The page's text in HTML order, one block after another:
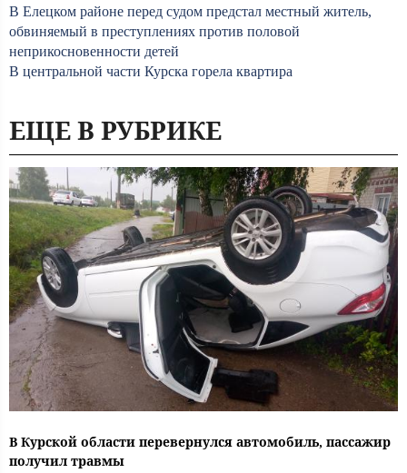
В Елецком районе перед судом предстал местный житель,
обвиняемый в преступлениях против половой
неприкосновенности детей
В центральной части Курска горела квартира
ЕЩЕ В РУБРИКЕ
В Курской области перевернулся автомобиль, пассажир
получил травмы